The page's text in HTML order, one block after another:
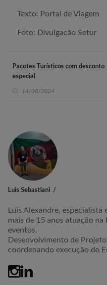
Texto: Portal de Viagem
Foto: Divulgacão Setur
Pacotes Turísticos com desconto
especial
14/08/2024
Luis Sebastiani
Luis Alexandre, especialista
mais de 15 anos atuação
eventos.
Desenvolvimento de
coordenando execução do